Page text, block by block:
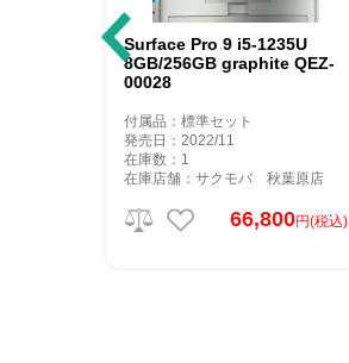
Surface Pro 9 i5-1235U
8GB/256GB graphite QEZ-
00028
付属品：標準セット
発売日：2022/11
在庫数：1
在庫店舗：サクモバ 秋葉原店
66,800円(税込)